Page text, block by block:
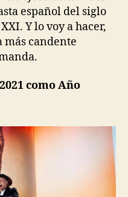
español del siglo
Y lo voy a hacer,
más candente
como Año